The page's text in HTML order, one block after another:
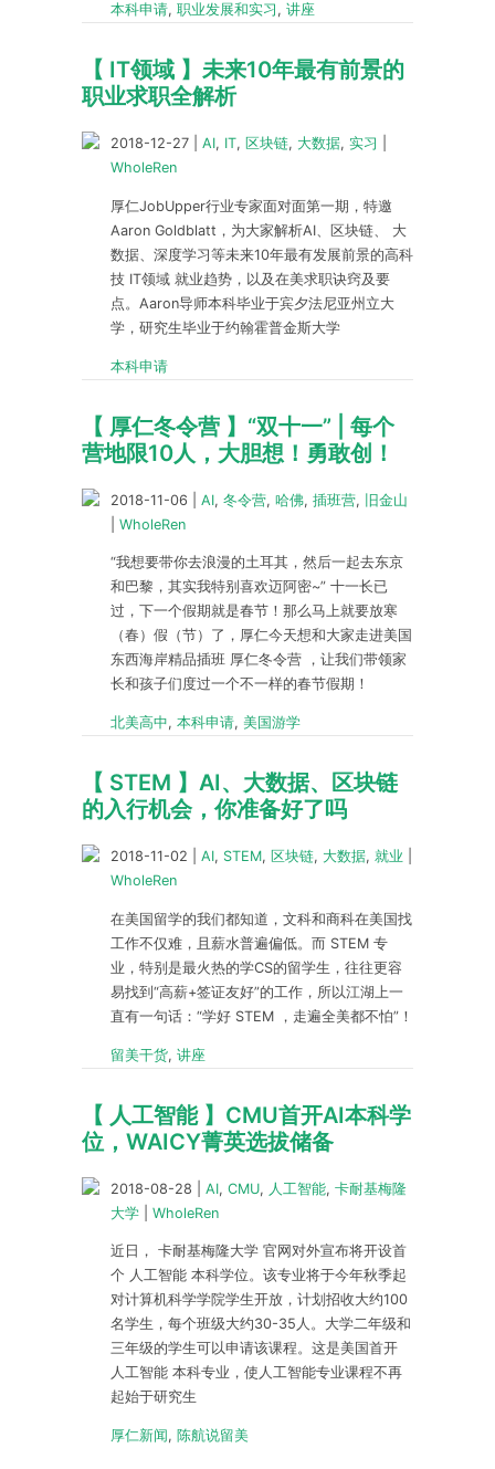
本科申请, 职业发展和实习 , 讲座
【 IT领域 】未来10年最有前景的
职业求职全解析
2018-12-27 AI, IT, 区块链, 大数据, 实习
WholeRen
厚仁JobUpper行业专家面对面第一期，特邀
Aaron Goldblatt，为大家解析AI、区块链、 大
数据、深度学习等未来10年最有发展前景的高科
技 IT领域 就业趋势，以及在美求职诀窍及要
点。Aaron导师本科毕业于宾夕法尼亚州立大
学，研究生毕业于约翰霍普金斯大学
本科申请
【 厚仁冬令营 】“双十一” | 每个
营地限10人，大胆想！勇敢创！
2018-11-06 AI, 冬令营, 哈佛, 插班营, 旧金山
WholeRen
“我想要带你去浪漫的土耳其，然后一起去东京
和巴黎，其实我特别喜欢迈阿密~” 十一长已
过，下一个假期就是春节！那么马上就要放寒
（春）假（节）了，厚仁今天想和大家走进美国
东西海岸精品插班 厚仁冬令营 ，让我们带领家
长和孩子们度过一个不一样的春节假期！
北美高中, 本科申请, 美国游学
【 STEM 】AI、大数据、区块链
的入行机会，你准备好了吗
2018-11-02 AI, STEM, 区块链, 大数据, 就业
WholeRen
在美国留学的我们都知道，文科和商科在美国找
工作不仅难，且薪水普遍偏低。而 STEM 专
业，特别是最火热的学CS的留学生，往往更容
易找到“高薪+签证友好”的工作，所以江湖上一
直有一句话：“学好 STEM ，走遍全美都不怕”！
留美干货, 讲座
【 人工智能 】CMU首开AI本科学
位，WAICY菁英选拔储备
2018-08-28 AI, CMU, 人工智能, 卡耐基梅隆
大学
WholeRen
近日， 卡耐基梅隆大学 官网对外宣布将开设首
个 人工智能 本科学位。该专业将于今年秋季起
对计算机科学学院学生开放，计划招收大约100
名学生，每个班级大约30-35人。大学二年级和
三年级的学生可以申请该课程。这是美国首开
人工智能 本科专业，使人工智能专业课程不再
起始于研究生
厚仁新闻, 陈航说留美